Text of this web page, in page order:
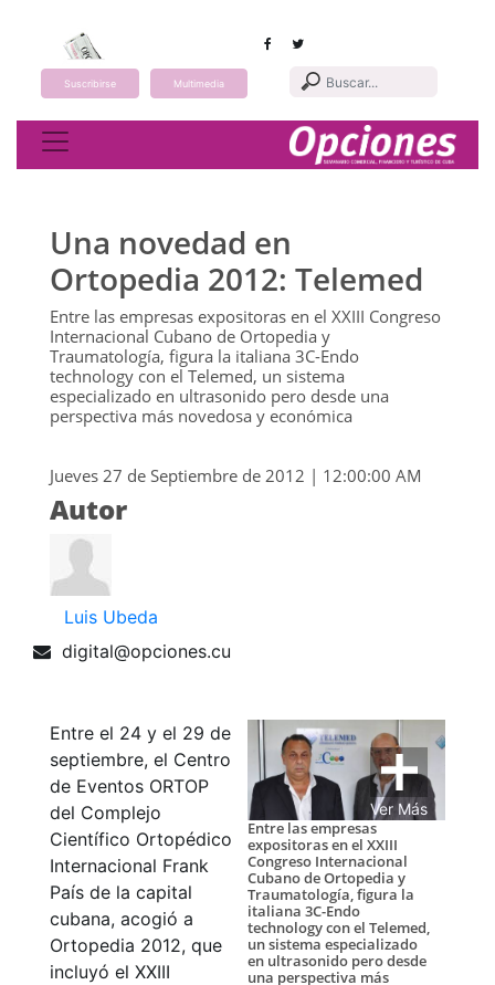
Suscribirse Multimedia
Toggle navigation
Una novedad en
Ortopedia 2012: Telemed
Entre las empresas expositoras en el XXIII Congreso
Internacional Cubano de Ortopedia y
Traumatología, figura la italiana 3C-Endo
technology con el Telemed, un sistema
especializado en ultrasonido pero desde una
perspectiva más novedosa y económica
Jueves 27 de Septiembre de 2012 | 12:00:00 AM
Autor
Luis Ubeda
digital@opciones.cu
Ver Más
Entre las empresas
expositoras en el XXIII
Congreso Internacional
Cubano de Ortopedia y
Traumatología, figura la
italiana 3C-Endo
technology con el Telemed,
un sistema especializado
en ultrasonido pero desde
una perspectiva más
Entre el 24 y el 29 de
septiembre, el Centro
de Eventos ORTOP
del Complejo
Científico Ortopédico
Internacional Frank
País de la capital
cubana, acogió a
Ortopedia 2012, que
incluyó el XXIII